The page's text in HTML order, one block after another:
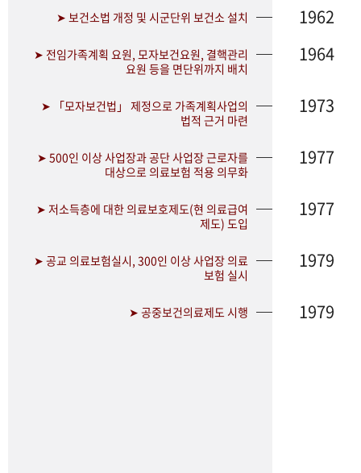
➤ 보건소법 개정 및 시군단위 보건소 설치 1962
➤ 전임가족계획 요원, 모자보건요원, 결핵관리
요원 등을 면단위까지 배치
1964
➤ 「모자보건법」 제정으로 가족계획사업의
법적 근거 마련
1973
➤ 500인 이상 사업장과 공단 사업장 근로자를
대상으로 의료보험 적용 의무화
1977
➤ 저소득층에 대한 의료보호제도(현 의료급여
제도) 도입
1977
➤ 공교 의료보험실시, 300인 이상 사업장 의료
보험 실시
1979
➤ 공중보건의료제도 시행 1979